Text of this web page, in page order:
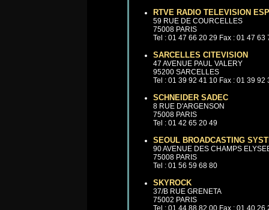
RTVE RADIO TELEVISION
59 RUE DE COURCELLES
75008 PARIS
Tel : 01 47 66 20 29 Fax : 01 47 63
SARCELLES CITEVISION
47 AVENUE PAUL VALERY
95200 SARCELLES
Tel : 01 39 92 41 10 Fax : 01 39 92
SCHNEIDER SADEC
8 RUE D'ARGENSON
75008 PARIS
Tel : 01 42 65 20 49
SEOUL BROADCASTING
90 AVENUE DES CHAMPS
75008 PARIS
Tel : 01 56 59 68 80
SKYROCK
37/B RUE GRENETA
75002 PARIS
Tel : 01 44 88 82 00 Fax : 01 40 26